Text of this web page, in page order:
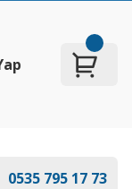
0535 795 17 73